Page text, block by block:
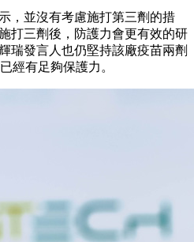
，並沒有考慮施打第三劑的措
打三劑後，防護力會更有效的研
瑞發言人也仍堅持該廠疫苗兩劑
經有足夠保護力。